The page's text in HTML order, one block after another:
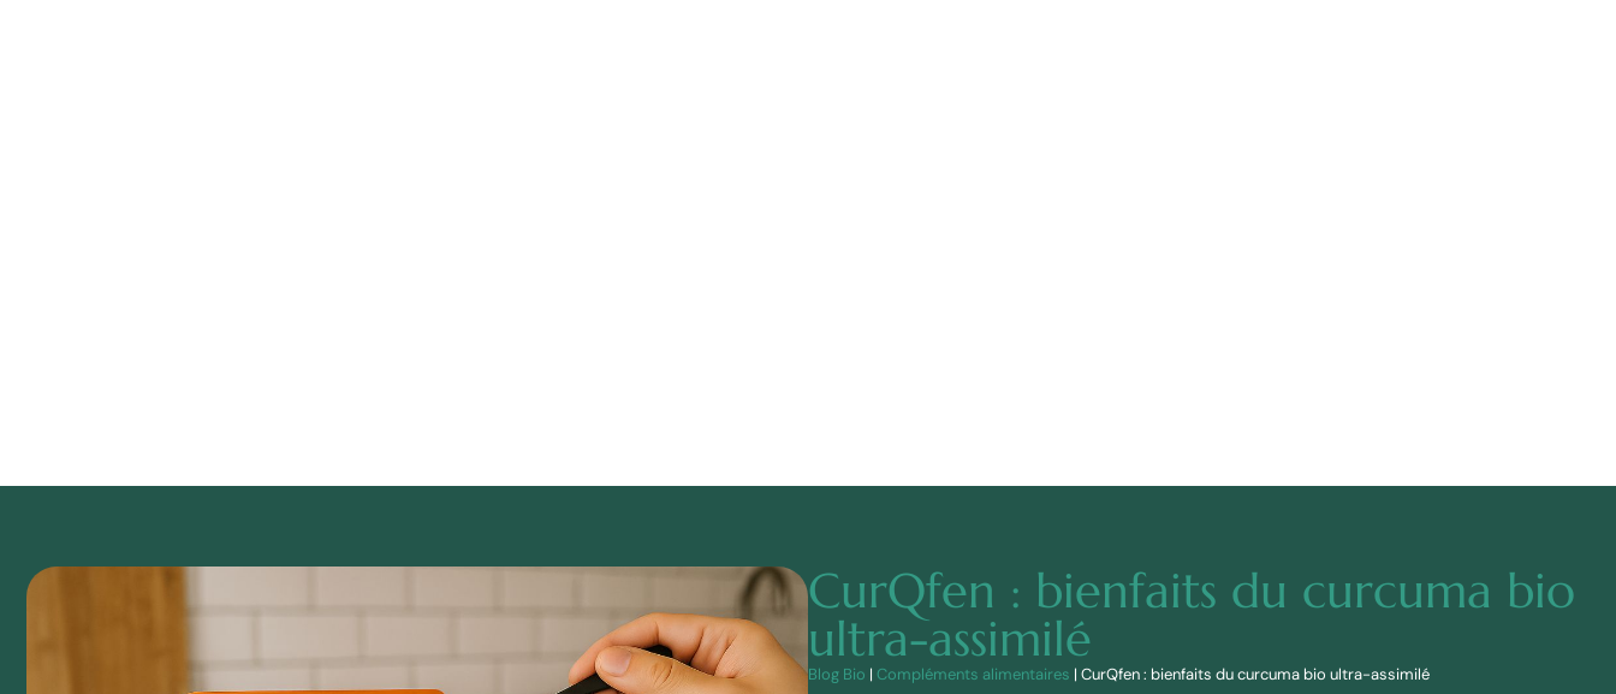
CurQfen : bienfaits du curcuma bio
ultra-assimilé
Blog Bio | Compléments alimentaires | CurQfen : bienfaits du curcuma bio ultra-assimilé